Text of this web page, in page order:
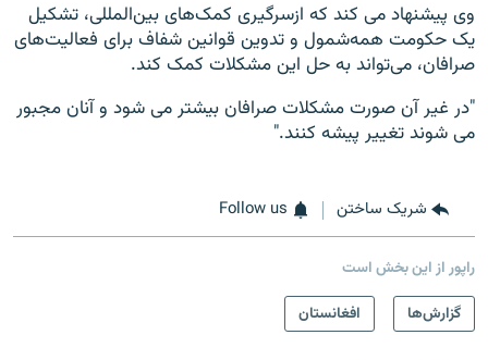
وی پیشنهاد می کند که ازسرگیری کمک‌های بین‌المللی، تشکیل
یک حکومت همه‌شمول و تدوین قوانین شفاف برای فعالیت‌های
صرافان، می‌تواند به حل این مشکلات کمک کند.
"در غیر آن صورت مشکلات صرافان بیشتر می شود و آنان مجبور
می شوند تغییر پیشه کنند."
شریک ساختن Follow us
راپور از این بخش است
گزارش‌ها
افغانستان